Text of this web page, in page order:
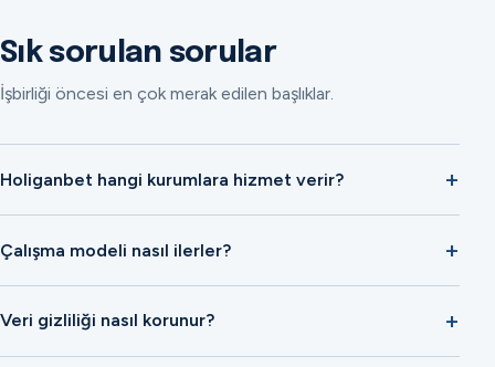
Sık sorulan sorular
İşbirliği öncesi en çok merak edilen başlıklar.
Holiganbet hangi kurumlara hizmet verir?
Çalışma modeli nasıl ilerler?
Veri gizliliği nasıl korunur?